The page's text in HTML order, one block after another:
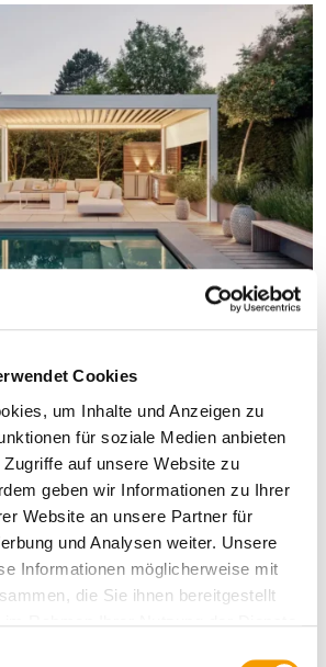
Cookies
um Inhalte und Anzeigen zu
für soziale Medien anbieten
auf unsere Website zu
geben wir Informationen zu Ihrer
Website an unsere Partner für
und Analysen weiter. Unsere
Informationen möglicherweise mit
die Sie ihnen bereitgestellt